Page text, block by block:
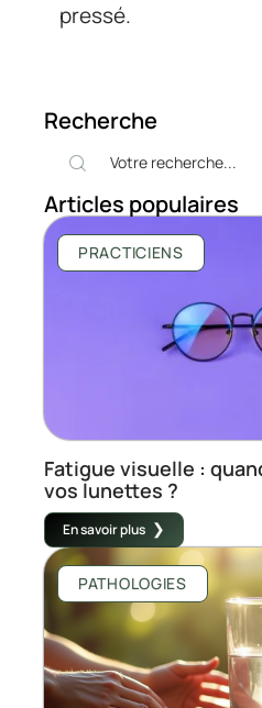
pressé.
Recherche
Articles populaires
PRACTICIENS
Fatigue visuelle :
vos lunettes ?
En savoir plus
PATHOLOGIES